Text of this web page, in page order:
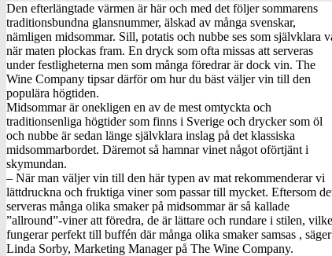
Den efterlängtade värmen är här och med det följer sommarens
traditionsbundna glansnummer, älskad av många svenskar,
nämligen midsommar. Sill, potatis och nubbe ses som självklara
när maten plockas fram. En dryck som ofta missas att serveras
under festligheterna men som många föredrar är dock vin. The
Wine Company tipsar därför om hur du bäst väljer vin till den
populära högtiden.
Midsommar är onekligen en av de mest omtyckta och
traditionsenliga högtider som finns i Sverige och drycker som öl
och nubbe är sedan länge självklara inslag på det klassiska
midsommarbordet. Däremot så hamnar vinet något oförtjänt i
skymundan.
– När man väljer vin till den här typen av mat rekommenderar vi
lättdruckna och fruktiga viner som passar till mycket. Eftersom
serveras många olika smaker på midsommar är så kallade
”allround”-viner att föredra, de är lättare och rundare i stilen,
fungerar perfekt till buffén där många olika smaker samsas , säger
Linda Sorby, Marketing Manager på The Wine Company.